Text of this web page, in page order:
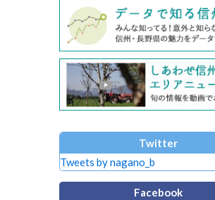
Twitter
Tweets by nagano_b
Facebook